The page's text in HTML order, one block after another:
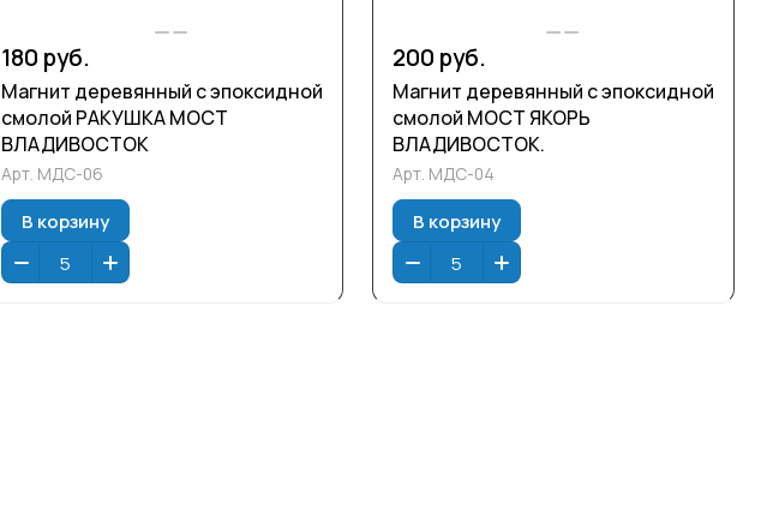
180 руб.
Магнит деревянный с эпоксидной
смолой РАКУШКА МОСТ
ВЛАДИВОСТОК
Арт. МДС-06
В корзину
200 руб.
Магнит деревянный с эпоксидной
смолой МОСТ ЯКОРЬ
ВЛАДИВОСТОК.
Арт. МДС-04
В корзину